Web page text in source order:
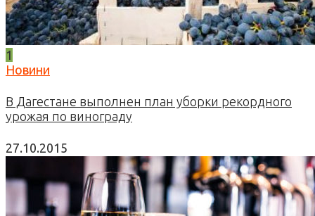
1
Новини
В Дагестане выполнен план уборки рекордного
урожая по винограду
27.10.2015